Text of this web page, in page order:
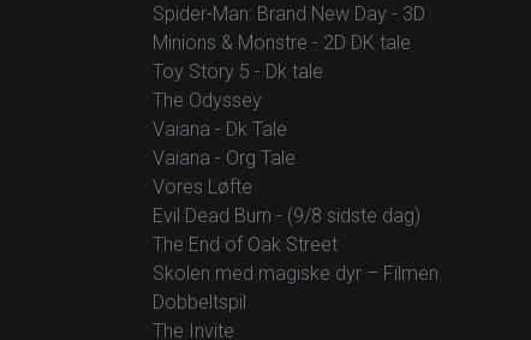
Spider-Man: Brand New Day - 3D
Minions & Monstre - 2D DK tale
Toy Story 5 - Dk tale
The Odyssey
Vaiana - Dk Tale
Vaiana - Org Tale
Vores Løfte
Evil Dead Burn - (9/8 sidste dag)
The End of Oak Street
Skolen med magiske dyr – Filmen
Dobbeltspil
The Invite